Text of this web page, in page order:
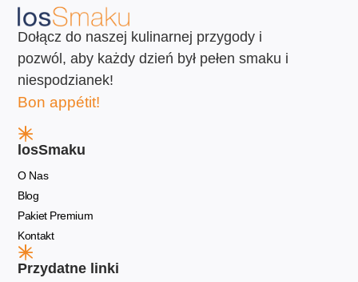
Dołącz do naszej kulinarnej przygody i
pozwól, aby każdy dzień był pełen smaku i
niespodzianek!
Bon appétit!
losSmaku
O Nas
Blog
Pakiet Premium
Kontakt
Przydatne linki